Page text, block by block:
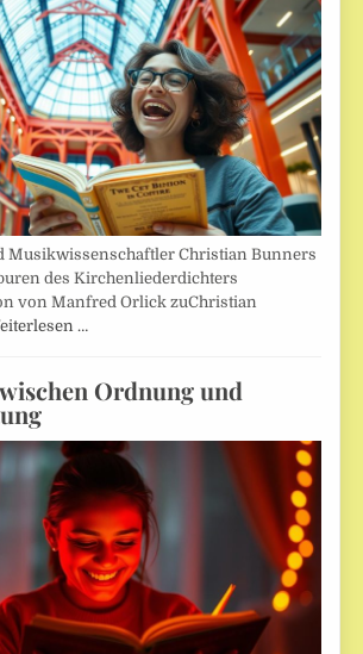
Musikwissenschaftler Christian Bunners
des Kirchenliederdichters
von Manfred Orlick zuChristian
…
Ordnung und